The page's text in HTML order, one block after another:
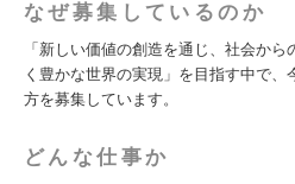
なぜ募集しているのか
「新しい価値の創造を通じ、社会か
く豊かな世界の実現」を目指す中で
方を募集しています。
どんな仕事か